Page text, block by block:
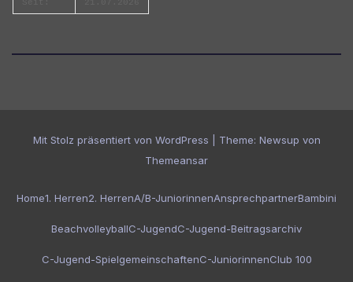
Mit Stolz präsentiert von WordPress Theme: Newsup von
Themeansar
Home1. Herren2. HerrenA/B-JuniorinnenAnsprechpartnerBambini
BeachvolleyballC-JugendC-Jugend-Beitragsarchiv
C-Jugend-SpielgemeinschaftenC-JuniorinnenClub 100